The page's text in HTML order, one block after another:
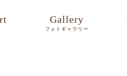
Gallery
フォトギャラリー